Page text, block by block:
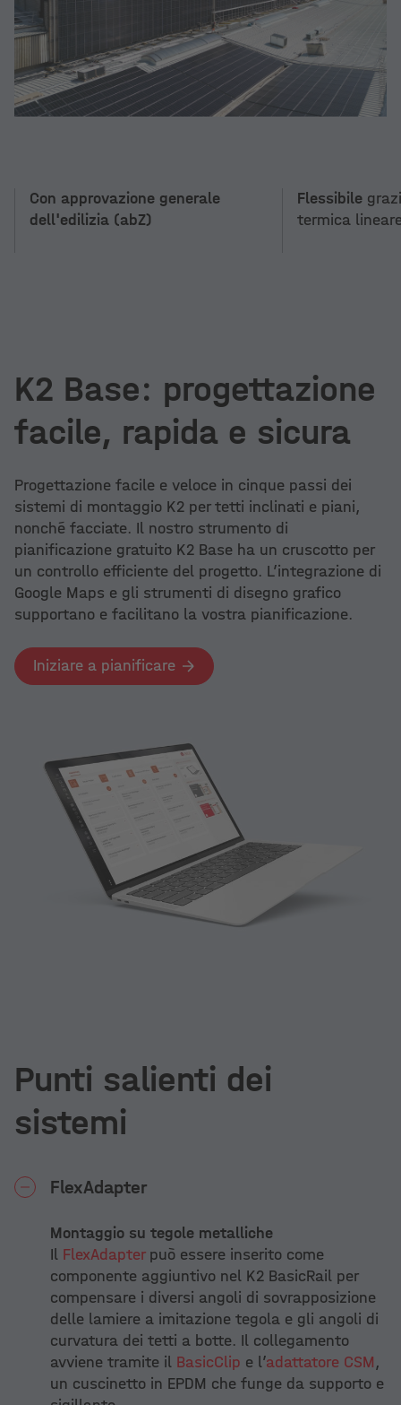
Con approvazione generale
dell'edilizia (abZ)
Flessibile
termica
K2 Base: progettazione
facile, rapida e sicura
Progettazione facile e veloce in cinque passi dei
sistemi di montaggio K2 per tetti inclinati e piani,
nonché facciate. Il nostro strumento di
pianificazione gratuito K2 Base ha un cruscotto per
un controllo efficiente del progetto. L’integrazione di
Google Maps e gli strumenti di disegno grafico
supportano e facilitano la vostra pianificazione.
Iniziare a pianificare
Punti salienti dei
sistemi
FlexAdapter
Montaggio su tegole metalliche
Il FlexAdapterpuò essere inserito come
componente aggiuntivo nel K2 BasicRail per
compensare i diversi angoli di sovrapposizione
delle lamiere a imitazione tegola e gli angoli di
curvatura dei tetti a botte. Il collegamento
avviene tramite il BasicClip e l’adattatore CSM,
un cuscinetto in EPDM che funge da supporto e